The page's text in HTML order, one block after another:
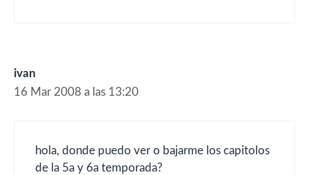
ivan
16 Mar 2008 a las 13:20
hola, donde puedo ver o bajarme los capitolos
de la 5a y 6a temporada?